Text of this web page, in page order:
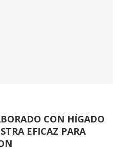
CON HÍGADO
EFICAZ PARA